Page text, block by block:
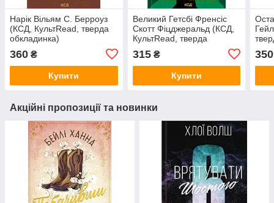
Нарік Вільям С. Берроуз
(КСД, КультRead, тверда
обкладинка)
360 ₴
Купити
Великий Гетсбі Френсіс
Скотт Фіцджеральд (КСД,
КультRead, тверда
315₴
Купити
350
Акційні пропозиції та новинки